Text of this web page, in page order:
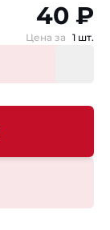
40 ₽
Цена за 1 шт.